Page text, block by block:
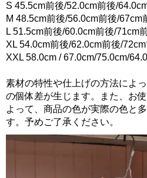
S 45.5cm前後/52.0cm前後/
M 48.5cm前後/56.0cm前後/67cm
L 51.5cm前後/60.0cm前後/71cm
XL 54.0cm前後/62.0cm前後/
XXL 58.0cm / 67.0cm/75.0cm/
素材の特性や仕上げの方法によ
の個体差が生じます。また、お
よって、商品の色が実際の色と
す。予めご了承ください。